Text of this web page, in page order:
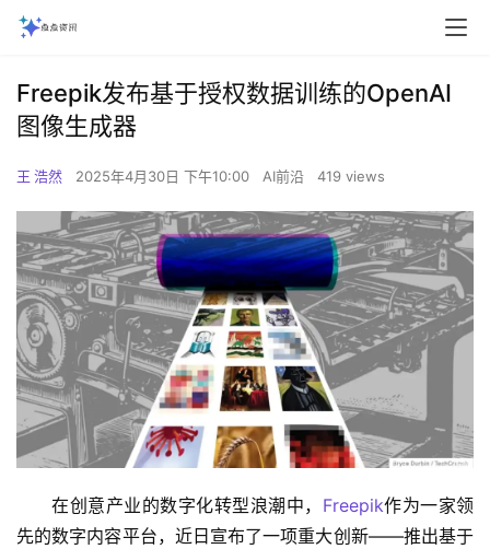
Freepik发布基于授权数据训练的OpenAI
图像生成器
王 浩然 2025年4月30日 下午10:00 AI前沿 419 views
在创意产业的数字化转型浪潮中， Freepik作为一家领
先的数字内容平台，近日宣布了一项重大创新——推出基于